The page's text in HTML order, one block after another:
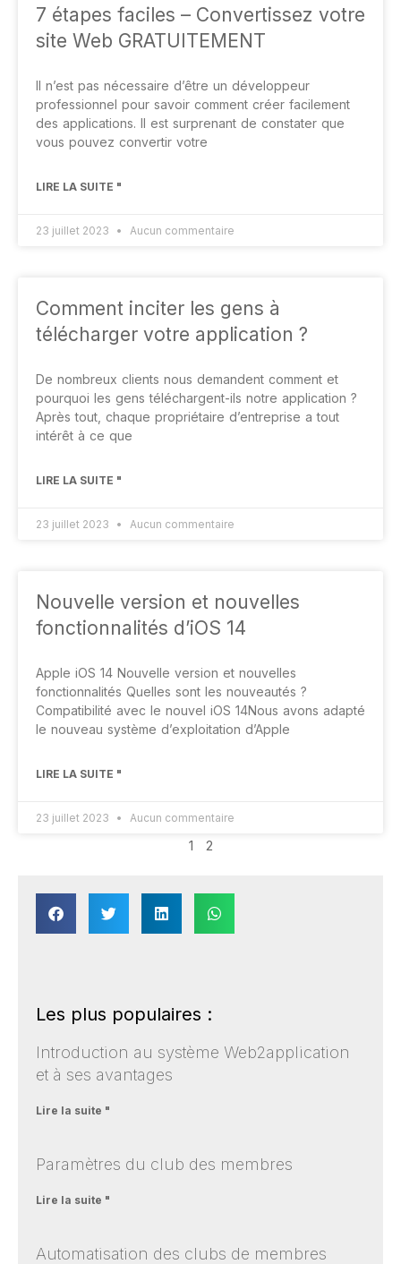
7 étapes faciles – Convertissez votre
site Web GRATUITEMENT
Il n’est pas nécessaire d’être un développeur
professionnel pour savoir comment créer facilement
des applications. Il est surprenant de constater que
vous pouvez convertir votre
LIRE LA SUITE "
23 juillet 2023 Aucun commentaire
Comment inciter les gens à
télécharger votre application ?
De nombreux clients nous demandent comment et
pourquoi les gens téléchargent-ils notre application ?
Après tout, chaque propriétaire d’entreprise a tout
intérêt à ce que
LIRE LA SUITE "
23 juillet 2023 Aucun commentaire
Nouvelle version et nouvelles
fonctionnalités d’iOS 14
Apple iOS 14 Nouvelle version et nouvelles
fonctionnalités Quelles sont les nouveautés ?
Compatibilité avec le nouvel iOS 14Nous avons adapté
le nouveau système d’exploitation d’Apple
LIRE LA SUITE "
23 juillet 2023 Aucun commentaire
1 2
Les plus populaires :
Introduction au système Web2application
et à ses avantages
Lire la suite "
Paramètres du club des membres
Lire la suite "
Automatisation des clubs de membres